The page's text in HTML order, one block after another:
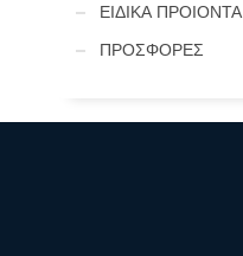
ΕΙΔΙΚΑ ΠΡΟΙΟΝΤΑ
ΠΡΟΣΦΟΡΕΣ